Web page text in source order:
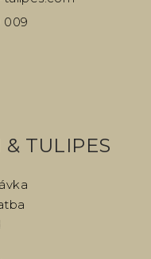
009
& TULIPES